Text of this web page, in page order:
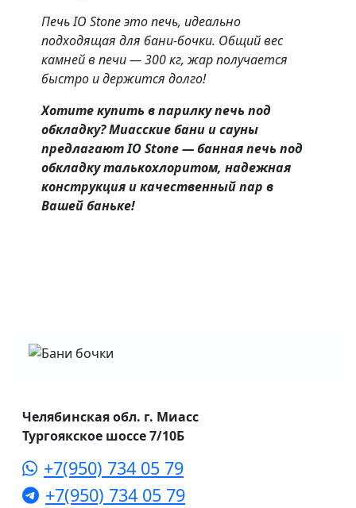
Печь IO Stone это печь, идеально
подходящая для бани-бочки. Общий вес
камней в печи — 300 кг, жар получается
быстро и держится долго!
Хотите купить в парилку печь под
обкладку? Миасские бани и сауны
предлагают IO Stone — банная печь под
обкладку талькохлоритом, надежная
конструкция и качественный пар в
Вашей баньке!
Челябинская обл. г. Миасс
Тургоякское шоссе 7/10Б
+7(950) 734 05 79
+7(950) 734 05 79